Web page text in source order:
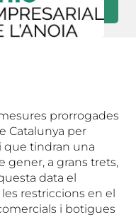
prorrogades
Catalunya per
que tindran una
gener, a grans trets,
data el
restriccions en el
i botigues